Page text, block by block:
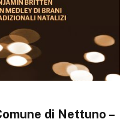
di Nettuno –